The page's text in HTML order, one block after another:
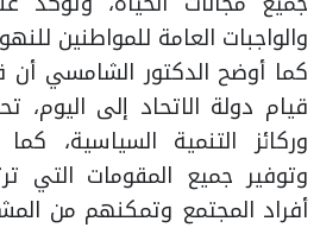
والواجبات العامة للمواطنين
كما أوضح الدكتور الشامسي أن
قيام دولة الاتحاد إلى
وركائز التنمية السياسية،
وتوفير جميع المقومات التي
أفراد المجتمع وتمكنهم من